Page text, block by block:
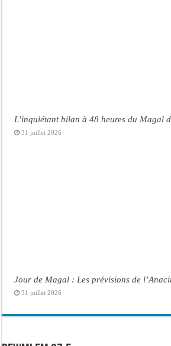
L’inquiétant bilan à 48 heures du Magal
31 juillet 2026
Jour de Magal : Les prévisions de
31 juillet 2026